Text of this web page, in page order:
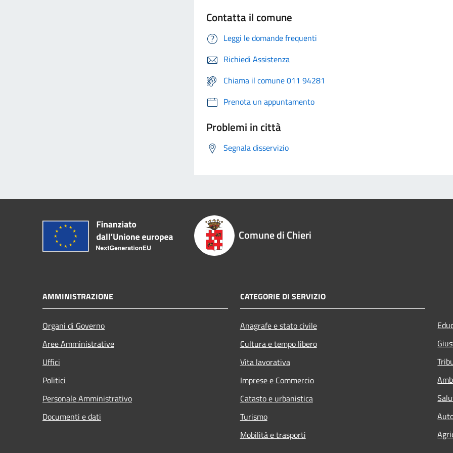
Contatta il comune
Leggi le domande frequenti
Richiedi Assistenza
Chiama il comune 011 94281
Prenota un appuntamento
Problemi in città
Segnala disservizio
Comune di Chieri
AMMINISTRAZIONE
Organi di Governo
Aree Amministrative
Uffici
Politici
Personale Amministrativo
Documenti e dati
CATEGORIE DI SERVIZIO
Anagrafe e stato civile
Cultura e tempo libero
Vita lavorativa
Imprese e Commercio
Catasto e urbanistica
Turismo
Mobilità e trasporti